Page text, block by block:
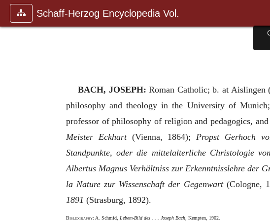
Schaff-Herzog Encyclopedia Vol.
BACH, JOSEPH: Roman Catholic; b. at
philosophy and theology in the University of
professor of philosophy of religion and pedagogics,
Meister Eckhart(Vienna, 1864);Propst Gerhoch
Standpunkte, oder die mittelalterliche Christologie
Albertus Magnus Verhältniss zur Erkenntnisslehre der
la Nature zur Wissenschaft der Gegenwart(Cologne,
1891 (Strasburg, 1892).
Bibliography: A. Schmid, Lebem-Bild des . . . Joseph Bach , Kempten, 1902.